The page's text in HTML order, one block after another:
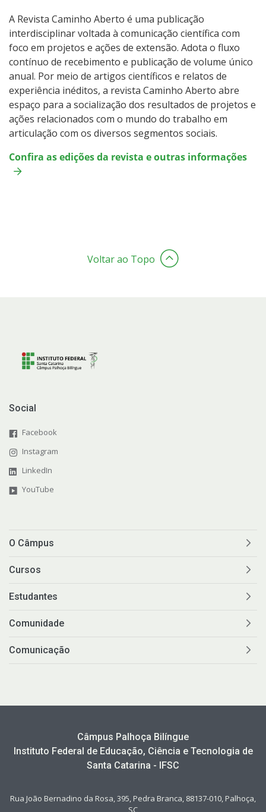
A Revista Caminho Aberto é uma publicação
interdisciplinar voltada à comunicação científica com
foco em projetos e ações de extensão. Adota o fluxo
contínuo de recebimento e publicação de volume único
anual. Por meio de artigos científicos e relatos de
experiência inéditos, a revista Caminho Aberto abre
espaço para a socialização dos resultados de projetos e
ações relacionados com o mundo do trabalho em
articulação com os diversos segmentos sociais.
Confira as edições da revista e outras informações
Voltar ao Topo
Social
Facebook
Instagram
LinkedIn
YouTube
O Câmpus
Cursos
Estudantes
Comunidade
Comunicação
Câmpus Palhoça Bilíngue
Instituto Federal de Educação, Ciência e Tecnologia de
Santa Catarina - IFSC
Rua João Bernadino da Rosa, 395, Pedra Branca, 88137-010, Palhoça,
SC